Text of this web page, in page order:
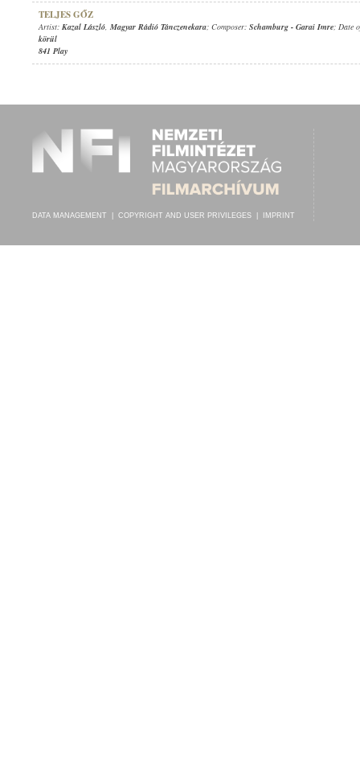
TELJES GŐZ
Artist: Kazal László, Magyar Rádió Tánczenekara; Composer: Schamburg - Garai Imre; Date
körül
841 Play
DATA MANAGEMENT COPYRIGHT AND USER PRIVILEGES IMPRINT